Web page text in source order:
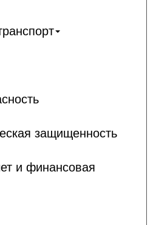
защищенность
и финансовая